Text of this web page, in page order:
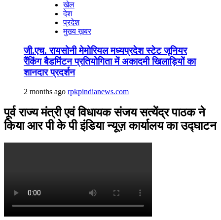
खेल
देश
प्रदेश
मुख्य ख़बर
जी.एच. रायसोनी मेमोरियल मध्यप्रदेश स्टेट जूनियर
रैंकिंग बैडमिंटन प्रतियोगिता में अकादमी खिलाड़ियों का
शानदार प्रदर्शन
2 months ago rpkpindianews.com
पूर्व राज्य मंत्री एवं विधायक संजय सत्येंद्र पाठक ने
किया आर पी के पी इंडिया न्यूज़ कार्यालय का उद्घाटन